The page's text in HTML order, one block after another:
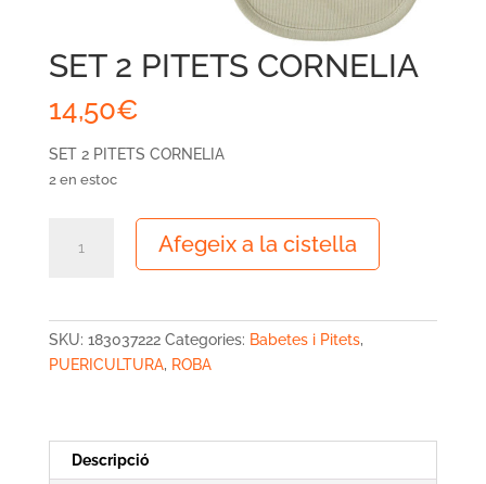
SET 2 PITETS CORNELIA
14,50€
SET 2 PITETS CORNELIA
2 en estoc
PITETS
CORNELIA
Afegeix a la cistella
SKU: 183037222 Categories: Babetes i Pitets,
PUERICULTURA, ROBA
Descripció